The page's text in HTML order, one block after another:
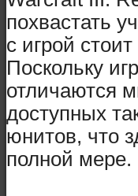
похвастать
с игрой
Поскольку
отличаются
доступных
юнитов, что
полной мере.